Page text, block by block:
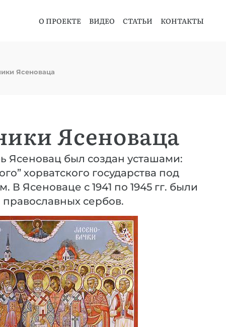
О ПРОЕКТЕ ВИДЕО СТАТЬИ КОНТАКТЫ
Ясеноваца
Ясеноваца
Ясеновац был создан усташами:
хорватского государства под
В Ясеноваце с 1941 по 1945 гг. были
сербов.